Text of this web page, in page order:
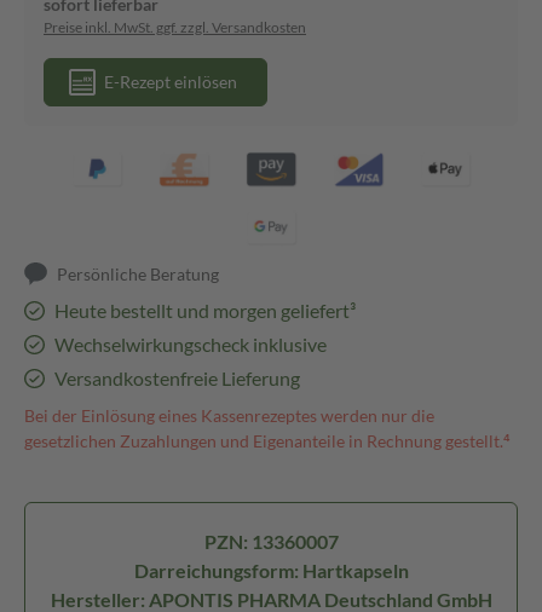
sofort lieferbar
Preise inkl. MwSt. ggf. zzgl. Versandkosten
E-Rezept einlösen
Persönliche Beratung
Heute bestellt und morgen geliefert³
Wechselwirkungscheck inklusive
Versandkostenfreie Lieferung
Bei der Einlösung eines Kassenrezeptes werden nur die
gesetzlichen Zuzahlungen und Eigenanteile in Rechnung gestellt.⁴
PZN: 13360007
Darreichungsform: Hartkapseln
Hersteller: APONTIS PHARMA Deutschland GmbH